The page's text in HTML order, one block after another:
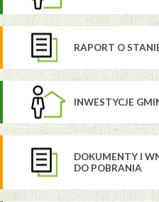
RAPORT O
INWESTYCJE
DOKUMENTY I
DO POBRANIA